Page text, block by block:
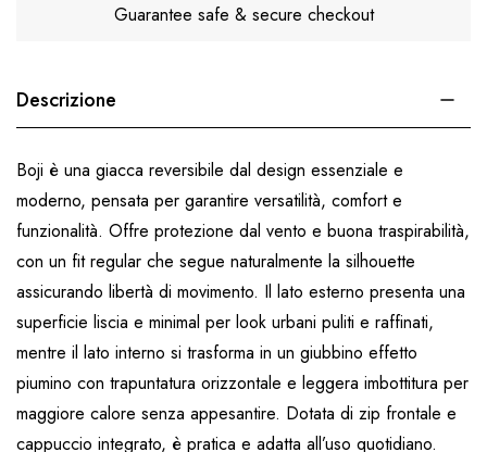
Guarantee safe & secure checkout
Descrizione
Boji è una giacca reversibile dal design essenziale e
moderno, pensata per garantire versatilità, comfort e
funzionalità. Offre protezione dal vento e buona traspirabilità,
con un fit regular che segue naturalmente la silhouette
assicurando libertà di movimento. Il lato esterno presenta una
superficie liscia e minimal per look urbani puliti e raffinati,
mentre il lato interno si trasforma in un giubbino effetto
piumino con trapuntatura orizzontale e leggera imbottitura per
maggiore calore senza appesantire. Dotata di zip frontale e
cappuccio integrato, è pratica e adatta all’uso quotidiano.